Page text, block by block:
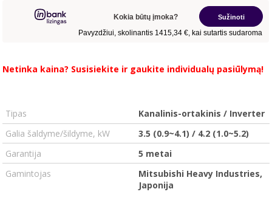
Netinka kaina? Susisiekite ir gaukite individualų pasiūlymą!
Tipas
Kanalinis-ortakinis / Inverter
Galia šaldyme/šildyme, kW
3.5 (0.9~4.1) / 4.2 (1.0~5.2)
Garantija
5 metai
Gamintojas
Mitsubishi Heavy Industries,
Japonija